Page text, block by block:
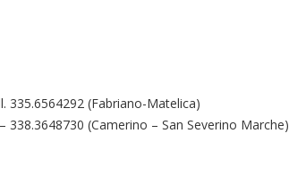
335.6564292 (Fabriano-Matelica)
– 338.3648730 (Camerino – San Severino Marche)